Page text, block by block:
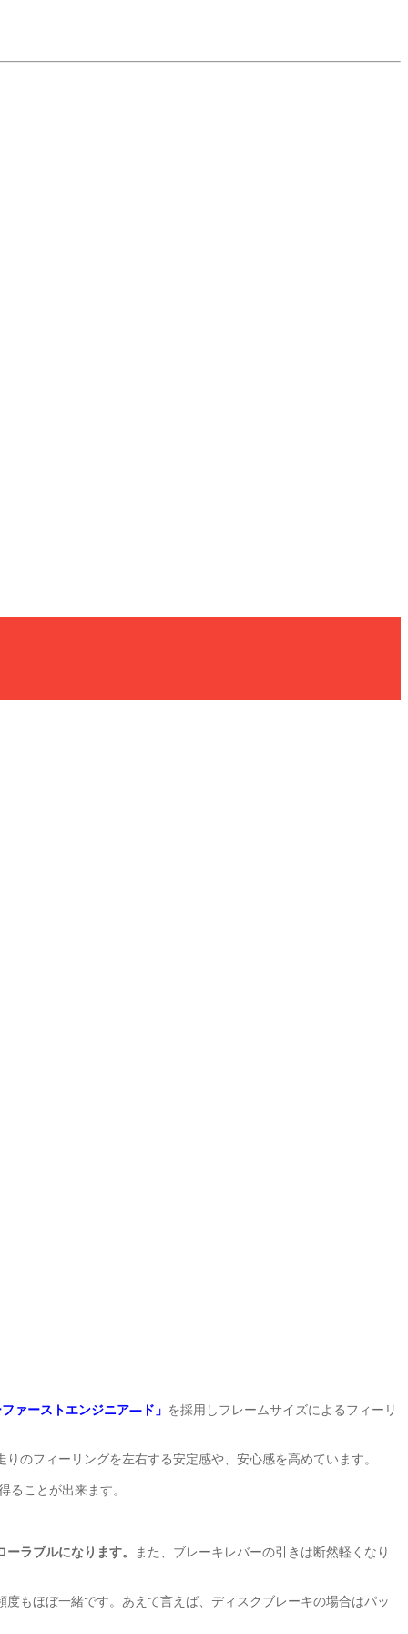
ァーストエンジニア―ド」 を採用しフレームサイズによるフィーリ
のフィーリングを左右する安定感や、安心感を高めています。
ことが出来ます。
ラブルになります。 また、ブレーキレバーの引きは断然軽くなり
もほぼ一緒です。あえて言えば、ディスクブレーキの場合はパッ